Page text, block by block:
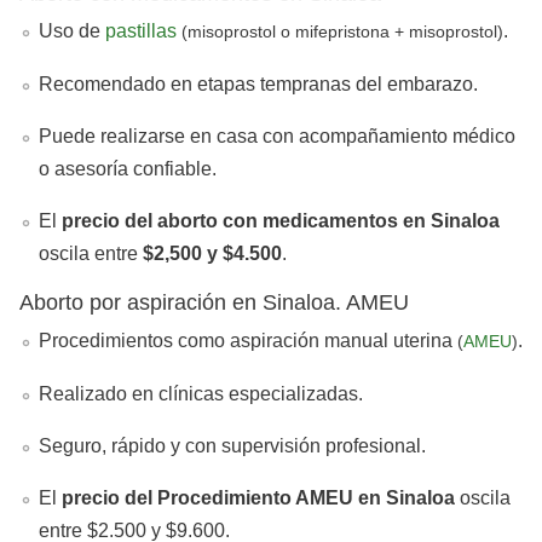
Uso de pastillas (misoprostol o mifepristona + misoprostol).
Recomendado en etapas tempranas del embarazo.
Puede realizarse en casa con acompañamiento médico
o asesoría confiable.
El precio del aborto con medicamentos en Sinaloa
oscila entre $2,500 y $4.500.
Aborto por aspiración en Sinaloa. AMEU
Procedimientos como aspiración manual uterina (AMEU).
Realizado en clínicas especializadas.
Seguro, rápido y con supervisión profesional.
El precio del Procedimiento AMEU en Sinaloa oscila
entre $2.500 y $9.600.